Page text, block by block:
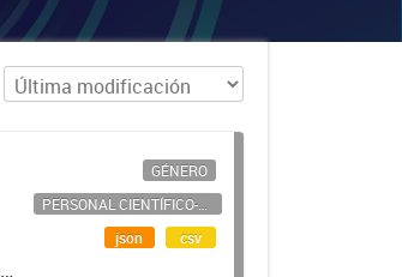
GÉNERO
PERSONAL CIENTÍFICO-TECNOLÓGICO
json
csv